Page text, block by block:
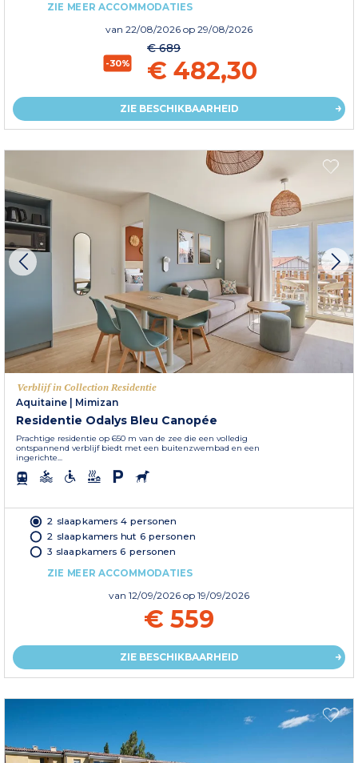
ZIE MEER ACCOMMODATIES
van 22/08/2026 op 29/08/2026
-30%
€ 689
€ 482,30
ZIE BESCHIKBAARHEID
Verblijf in Collection Residentie
Aquitaine
Mimizan
Residentie Odalys Bleu Canopée
Prachtige residentie op 650 m van de zee die een volledig
ontspannend verblijf biedt met een buitenzwembad en een
ingerichte...
2 slaapkamers 4 personen
2 slaapkamers hut 6 personen
3 slaapkamers 6 personen
ZIE MEER ACCOMMODATIES
van 12/09/2026 op 19/09/2026
€ 559
ZIE BESCHIKBAARHEID